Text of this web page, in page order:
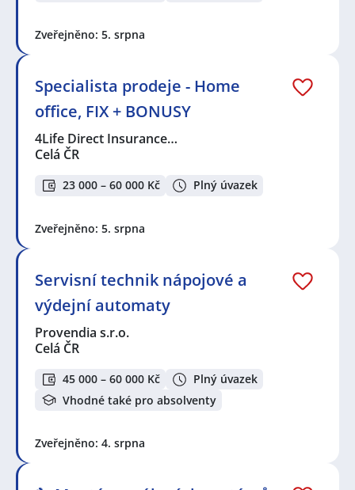
Zveřejněno: 5. srpna
Specialista prodeje - Home
office, FIX + BONUSY
4Life Direct Insurance…
Celá ČR
23 000 – 60 000 Kč Plný úvazek
Zveřejněno: 5. srpna
Servisní technik nápojové a
výdejní automaty
Provendia s.r.o.
Celá ČR
45 000 – 60 000 Kč
Plný úvazek
Vhodné také pro absolventy
Zveřejněno: 4. srpna